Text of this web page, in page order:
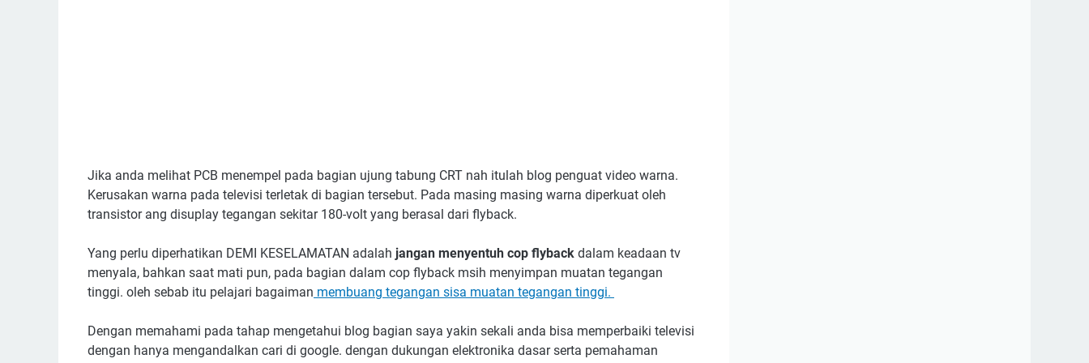
Jika anda melihat PCB menempel pada bagian ujung tabung CRT nah itulah blog penguat video warna.
Kerusakan warna pada televisi terletak di bagian tersebut. Pada masing masing warna diperkuat oleh
transistor ang disuplay tegangan sekitar 180-volt yang berasal dari flyback.
Yang perlu diperhatikan DEMI KESELAMATAN adalah jangan menyentuh cop flyback dalam keadaan tv
menyala, bahkan saat mati pun, pada bagian dalam cop flyback msih menyimpan muatan tegangan
tinggi. oleh sebab itu pelajari bagaiman membuang tegangan sisa muatan tegangan tinggi.
Dengan memahami pada tahap mengetahui blog bagian saya yakin sekali anda bisa memperbaiki televisi
dengan hanya mengandalkan cari di google. dengan dukungan elektronika dasar serta pemahaman